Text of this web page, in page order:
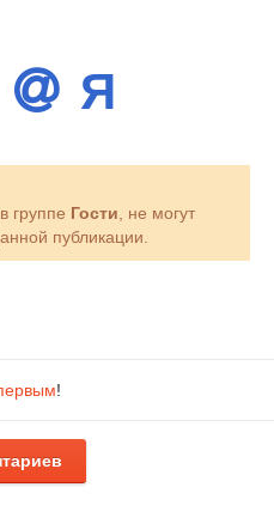
группе Гости , не могут
публикации.
!